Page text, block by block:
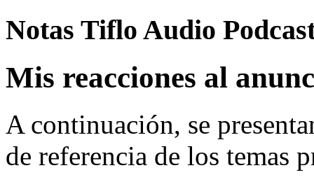
Notas Tiflo Audio
Mis reacciones al
A continuación, se
de referencia de los temas